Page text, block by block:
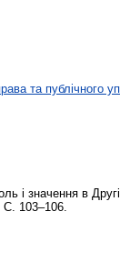
та публічного
і значення в
С. 103–106.